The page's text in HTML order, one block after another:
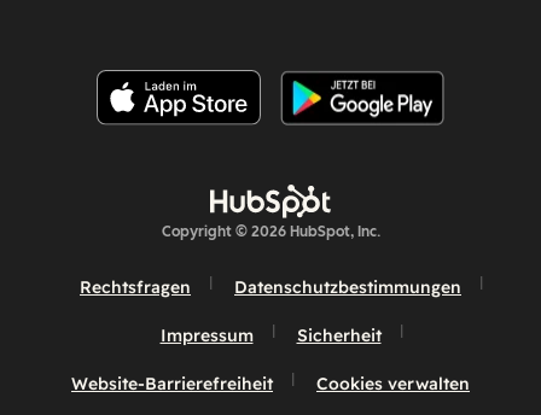
Copyright © 2026 HubSpot, Inc.
Rechtsfragen Datenschutzbestimmungen
Impressum Sicherheit
Website-Barrierefreiheit Cookies verwalten